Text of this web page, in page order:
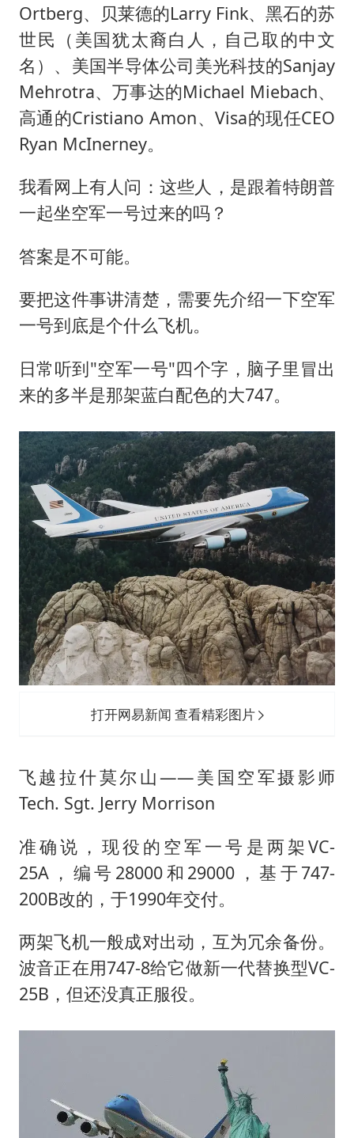
Ortberg、贝莱德的Larry Fink、黑石的苏
世民（美国犹太裔白人，自己取的中文
名）、美国半导体公司美光科技的Sanjay
Mehrotra、万事达的Michael Miebach、
高通的Cristiano Amon、Visa的现任CEO
Ryan McInerney。
我看网上有人问：这些人，是跟着特朗普
一起坐空军一号过来的吗？
答案是不可能。
要把这件事讲清楚，需要先介绍一下空军
一号到底是个什么飞机。
日常听到"空军一号"四个字，脑子里冒出
来的多半是那架蓝白配色的大747。
打开网易新闻 查看精彩图片
飞越拉什莫尔山——美国空军摄影师
Tech. Sgt. Jerry Morrison
准确说，现役的空军一号是两架VC-
25A，编号28000和29000，基于747-
200B改的，于1990年交付。
两架飞机一般成对出动，互为冗余备份。
波音正在用747-8给它做新一代替换型VC-
25B，但还没真正服役。